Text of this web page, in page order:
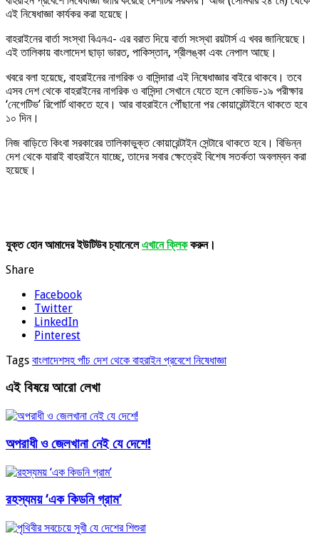
এই নিষেধাজ্ঞা কার্যকর করা হয়েছে।
বাহরাইনের বার্তা সংস্থা বিএনএ- এর বরাত দিয়ে বার্তা সংস্থা রয়টার্স এ খবর জানিয়েছে।
এই তালিকায় বাংলাদেশ ছাড়া ভারত, পাকিস্তান, শ্রীলঙ্কা এবং নেপাল আছে।
খবরে বলা হয়েছে, বাহরাইনের নাগরিক ও বাসিন্দারা এই নিষেধাজ্ঞার বাইরে থাকবে। তবে
এসব দেশ থেকে বাহরাইনের নাগরিক ও বাসিন্দা সেখানে যেতে হলে কোভিড-১৯ পরীক্ষার
‘নেগেটিভ’ রিপোর্ট থাকতে হবে। আর বাহরাইনে পৌঁছানো পর কোয়ারেন্টাইনে থাকতে হবে
১০ দিন।
নিজ বাড়িতে কিংবা সরকারের তালিকাভুক্ত কোয়ারেন্টাইন সেন্টারে থাকতে হবে। বিভিন্ন
দেশ থেকে যারাই বাহরাইনে যাচ্ছে, তাদের সবার ক্ষেত্রেই বিশেষ সতর্কতা অবলম্বন করা
হয়েছে।
যুক্ত হোন আমাদের ইউটিউব চ্যানেলেএখানে ক্লিককরুন।
Share
Facebook
Twitter
LinkedIn
Pinterest
Tags বাংলাদেশসহ পাঁচ দেশ থেকে বাহরাইন প্রবেশে নিষেধাজ্ঞা
এই বিষয়ে আরো লেখা
অপরাধী ও জেলখানা নেই যে দেশে!
রহস্যময় ‘এক কিডনি গ্রাম’